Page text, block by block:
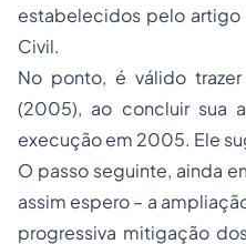
estabelecidos pelo
Civil.
No ponto, é válido
(2005), ao concluir sua
execução em 2005. Ele
O passo seguinte, ainda
assim espero – a
progressiva mitigação